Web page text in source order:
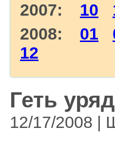
2007: 10
2008: 01
12
Геть
12/17/2008 |